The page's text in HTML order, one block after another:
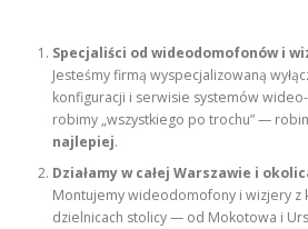
Specjaliści od wideodomofonów i
Jesteśmy firmą wyspecjalizowaną
konfiguracji i serwisie systemów
robimy „wszystkiego po trochu” —
najlepiej.
Działamy w całej Warszawie i
Montujemy wideodomofony i wizjery z
dzielnicach stolicy — od Mokotowa i